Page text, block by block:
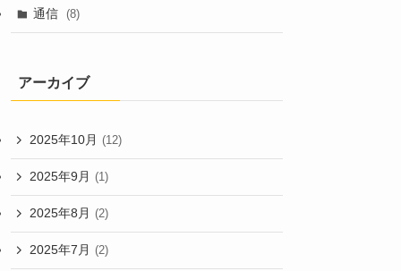
通信 (8)
アーカイブ
2025年10月 (12)
2025年9月 (1)
2025年8月 (2)
2025年7月 (2)